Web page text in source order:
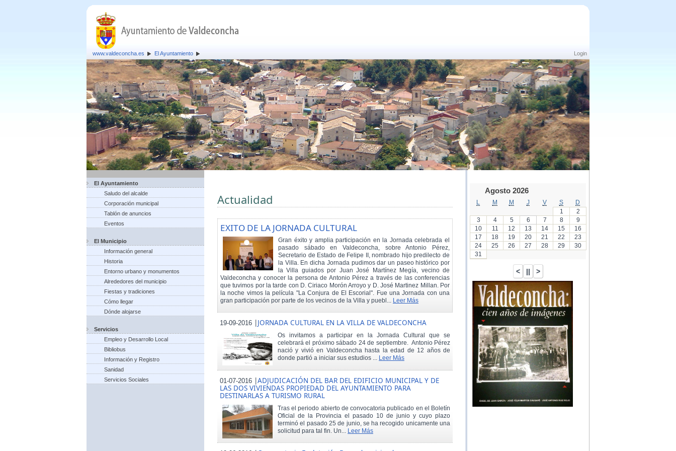
Login
www.valdeconcha.es El Ayuntamiento
El Ayuntamiento
Saludo del alcalde
Corporación municipal
Tablón de anuncios
Eventos
El Municipio
Información general
Historia
Entorno urbano y monumentos
Alrededores del municipio
Fiestas y tradiciones
Cómo llegar
Dónde alojarse
Servicios
Empleo y Desarrollo Local
Bibliobus
Información y Registro
Sanidad
Servicios Sociales
Actualidad
EXITO DE LA JORNADA CULTURAL
Gran éxito y amplia participación en la Jornada celebrada el
pasado sábado en Valdeconcha, sobre Antonio Pérez,
Secretario de Estado de Felipe II, nombrado hijo predilecto de
la Villa. En dicha Jornada pudimos dar un paseo histórico por
la Villa guiados por Juan José Martínez Megía, vecino de
Valdeconcha y conocer la persona de Antonio Pérez a través de las conferencias
que tuvimos por la tarde con D. Ciriaco Morón Arroyo y D. José Martinez Millan. Por
la noche vimos la película "La Conjura de El Escorial". Fue una Jornada con una
gran participación por parte de los vecinos de la Villa y puebl... Leer Más
19-09-2016 |JORNADA CULTURAL EN LA VILLA DE VALDECONCHA
Os invitamos a participar en la Jornada Cultural que se
celebrará el próximo sábado 24 de septiembre. Antonio Pérez
nació y vivió en Valdeconcha hasta la edad de 12 años de
donde partió a iniciar sus estudios ... Leer Más
01-07-2016 |ADJUDICACIÓN DEL BAR DEL EDIFICIO MUNICIPAL Y DE
LAS DOS VIVIENDAS PROPIEDAD DEL AYUNTAMIENTO PARA
DESTINARLAS A TURISMO RURAL
Tras el periodo abierto de convocatoria publicado en el Boletín
Oficial de la Provincia el pasado 10 de junio y cuyo plazo
terminó el pasado 25 de junio, se ha recogido unicamente una
solicitud para tal fin. Un... Leer Más
Agosto 2026
M M J V S
D
1
2
3
4 5 6 7 8
9
10
11 12 13 14 15
16
17
18 19 20 21 22
23
24
25 26 27 28 29
30
31